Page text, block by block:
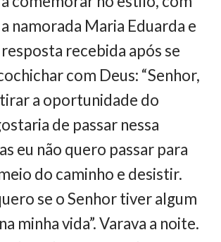
namorada Maria Eduarda e
recebida após se
com Deus: “Senhor,
a oportunidade do
de passar nessa
eu não quero passar para
do caminho e desistir.
se o Senhor tiver algum
minha vida”. Varava a noite.